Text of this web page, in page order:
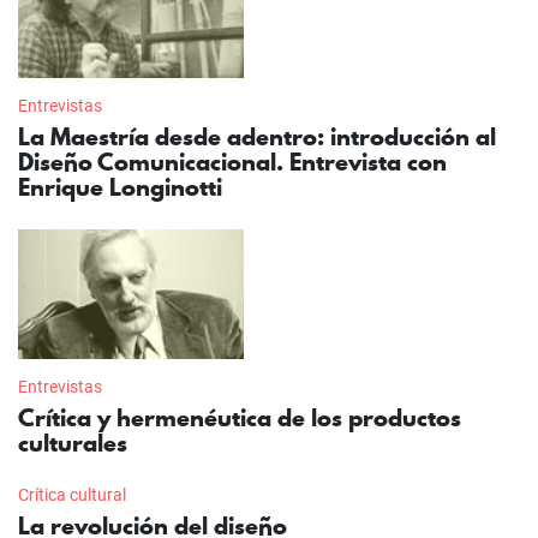
Entrevistas
La Maestría desde adentro: introducción al
Diseño Comunicacional. Entrevista con
Enrique Longinotti
Entrevistas
Crítica y hermenéutica de los productos
culturales
Crítica cultural
La revolución del diseño